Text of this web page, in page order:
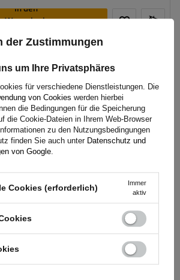
In den
Warenkorb
Herstellershop
kaufen, erwerben Sie
vom Hersteller. Sie erhalten
und Ihre Transaktion ist
Da wir unsere Anhänger selbst
der Zustimmungen
um Ihre Privatsphäres
für verschiedene Dienstleistungen. Die
von Cookies werden hierbei
die Bedingungen für die Speicherung
die Cookie-Dateien in Ihrem Web-Browser
zu den Nutzungsbedingungen
finden Sie auch unter Datenschutz und
von Google.
Cookies (erforderlich)
Immer
aktiv